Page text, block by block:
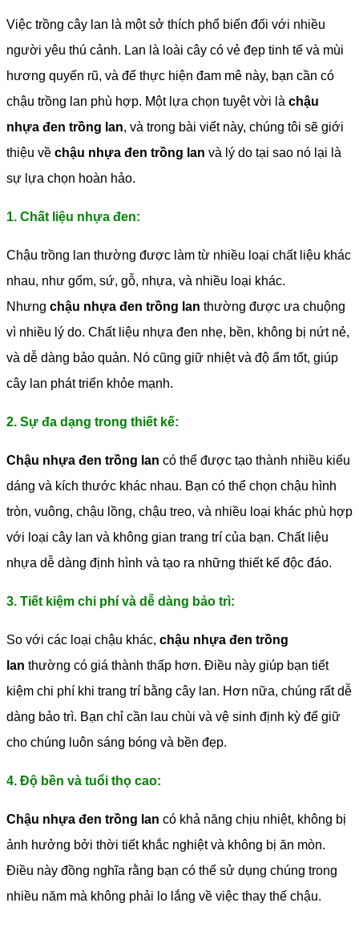
Việc trồng cây lan là một sở thích phổ biến đối với nhiều
người yêu thú cảnh. Lan là loài cây có vẻ đẹp tinh tế và mùi
hương quyến rũ, và để thực hiện đam mê này, bạn cần có
chậu trồng lan phù hợp. Một lựa chọn tuyệt vời là chậu
nhựa đen trồng lan, và trong bài viết này, chúng tôi sẽ giới
thiệu về chậu nhựa đen trồng lan và lý do tại sao nó lại là
sự lựa chọn hoàn hảo.
1. Chất liệu nhựa đen:
Chậu trồng lan thường được làm từ nhiều loại chất liệu khác
nhau, như gốm, sứ, gỗ, nhựa, và nhiều loại khác.
Nhưng chậu nhựa đen trồng lan thường được ưa chuộng
vì nhiều lý do. Chất liệu nhựa đen nhẹ, bền, không bị nứt nẻ,
và dễ dàng bảo quản. Nó cũng giữ nhiệt và độ ẩm tốt, giúp
cây lan phát triển khỏe mạnh.
2. Sự đa dạng trong thiết kế:
Chậu nhựa đen trồng lan có thể được tạo thành nhiều kiểu
dáng và kích thước khác nhau. Bạn có thể chọn chậu hình
tròn, vuông, chậu lồng, chậu treo, và nhiều loại khác phù hợp
với loại cây lan và không gian trang trí của bạn. Chất liệu
nhựa dễ dàng định hình và tạo ra những thiết kế độc đáo.
3. Tiết kiệm chi phí và dễ dàng bảo trì:
So với các loại chậu khác, chậu nhựa đen trồng
lan thường có giá thành thấp hơn. Điều này giúp bạn tiết
kiệm chi phí khi trang trí bằng cây lan. Hơn nữa, chúng rất dễ
dàng bảo trì. Bạn chỉ cần lau chùi và vệ sinh định kỳ để giữ
cho chúng luôn sáng bóng và bền đẹp.
4. Độ bền và tuổi thọ cao:
Chậu nhựa đen trồng lan có khả năng chịu nhiệt, không bị
ảnh hưởng bởi thời tiết khắc nghiệt và không bị ăn mòn.
Điều này đồng nghĩa rằng bạn có thể sử dụng chúng trong
nhiều năm mà không phải lo lắng về việc thay thế chậu.